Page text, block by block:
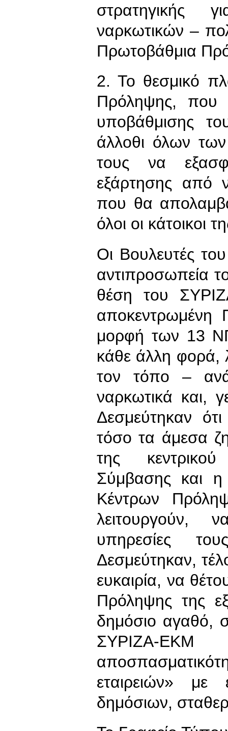
στρατηγικής
ναρκωτικών –
Πρωτοβάθμια
2. Το θεσμικό
Πρόληψης, που
υποβάθμισης
άλλοθι όλων
τους να
εξάρτησης από
που θα
όλοι οι κάτοικοι
Οι Βουλευτές
αντιπροσωπεία
θέση του
αποκεντρωμένη
μορφή των 13
κάθε άλλη φορά,
τον τόπο –
ναρκωτικά και,
Δεσμεύτηκαν
τόσο τα άμεσα
της
Σύμβασης και
Κέντρων
λειτουργούν,
υπηρεσίες
Δεσμεύτηκαν,
ευκαιρία, να
Πρόληψης της
δημόσιο αγαθό,
ΣΥΡΙΖΑ-ΕΚΜ
εταιρειών» με
δημόσιων,